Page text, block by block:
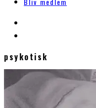
psykotisk